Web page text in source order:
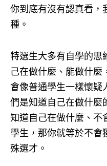
你到底有沒有認真看，
種。
特選生大多有自學的思
己在做什麼、能做什麼
會像普通學生一樣懷疑
們是知道自己在做什麼
知道自己在做什麼、不
學生，那你就等於不會
殊選才。